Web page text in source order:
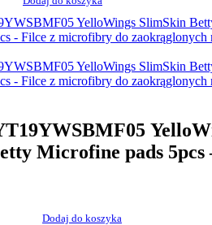
Microfine pads 5pcs –
Dodaj do koszyka